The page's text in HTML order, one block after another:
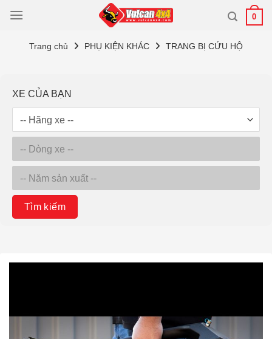
qua
0
Trang chủ PHỤ KIỆN KHÁC TRANG BỊ CỨU HỘ
XE CỦA BẠN
Tìm kiếm